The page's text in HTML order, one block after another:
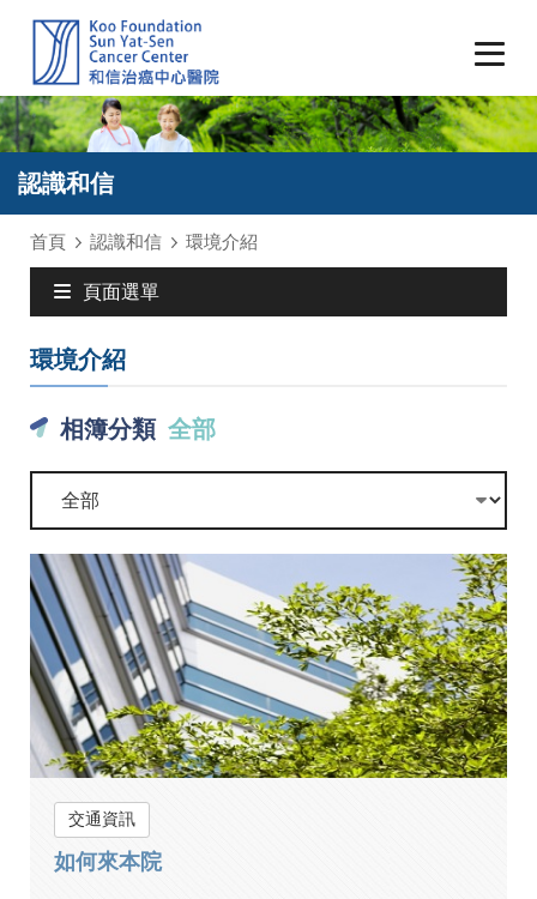
認識和信
首頁 認識和信 環境介紹
頁面選單
環境介紹
相簿分類 全部
交通資訊
如何來本院